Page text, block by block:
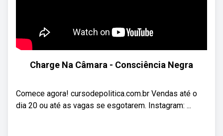
Charge Na Câmara - Consciência Negra
Comece agora! cursodepolitica.com.br Vendas até o
dia 20 ou até as vagas se esgotarem. Instagram: ...